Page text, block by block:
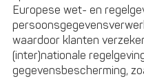
Europese wet- en
waardoor klanten
(inter)nationale
gegevensbescherming,